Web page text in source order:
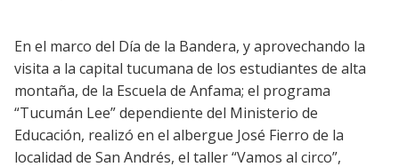
En el marco del Día de la Bandera, y aprovechando la
visita a la capital tucumana de los estudiantes de alta
montaña, de la Escuela de Anfama; el programa
“Tucumán Lee” dependiente del Ministerio de
Educación, realizó en el albergue José Fierro de la
localidad de San Andrés, el taller “Vamos al circo”,